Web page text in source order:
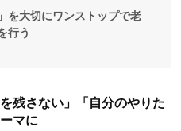
を大切にワンストップで老
行う
残さない」「自分のやりた
マに